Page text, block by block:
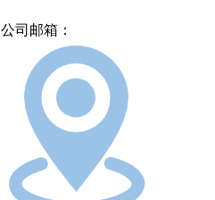
公司邮箱：